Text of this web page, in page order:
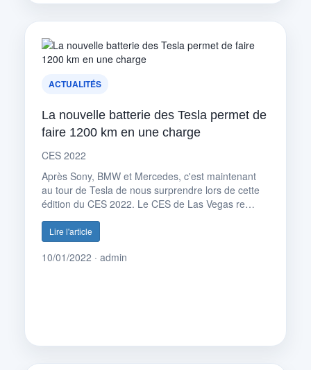
ACTUALITÉS
La nouvelle batterie des Tesla permet de
faire 1200 km en une charge
CES 2022
Après Sony, BMW et Mercedes, c'est maintenant
au tour de Tesla de nous surprendre lors de cette
édition du CES 2022. Le CES de Las Vegas re…
Lire l'article
10/01/2022 · admin